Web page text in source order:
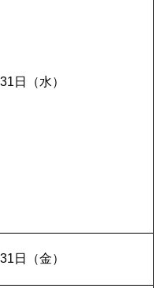
日（水）
日（金）